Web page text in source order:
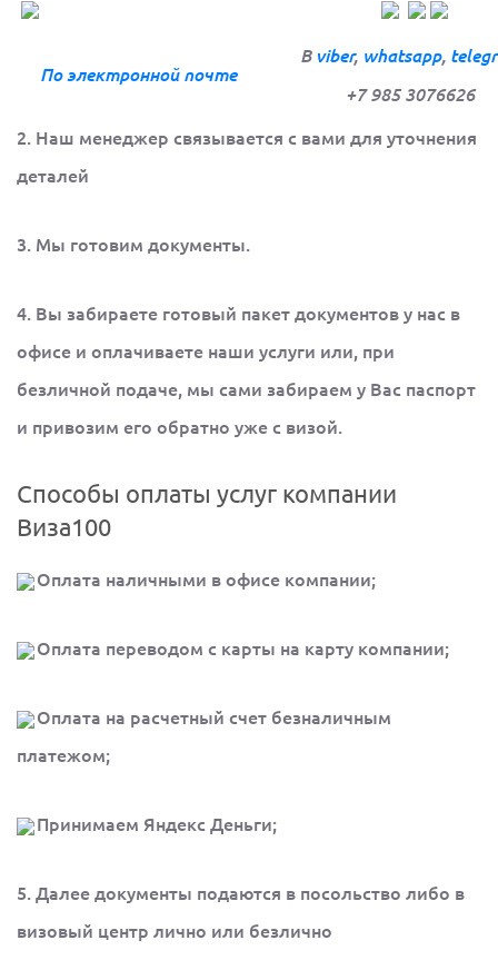
По электроннойпочте
В viber, whatsapp,
+7 985 3076626
2. Наш менеджер связывается с вами для уточнения
деталей
3. Мы готовим документы.
4. Вы забираете готовый пакет документов у нас в
офисе и оплачиваете наши услуги или, при
безличной подаче, мы сами забираем у Вас паспорт
и привозим его обратно уже с визой.
Способы оплаты услуг компании
Виза100
Оплата наличными в офисе компании;
Оплата переводом с карты на карту компании;
Оплата на расчетный счет безналичным
платежом;
Принимаем Яндекс Деньги;
5. Далее документы подаются в посольство либо в
визовый центр лично или безлично